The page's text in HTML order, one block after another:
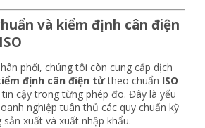
và kiểm định cân điện
phối, chúng tôi còn cung cấp dịch
định cân điện tửtheo chuẩn ISO
cậy trong từng phép đo. Đây là yếu
nghiệp tuân thủ các quy chuẩn kỹ
xuất và xuất nhập khẩu.